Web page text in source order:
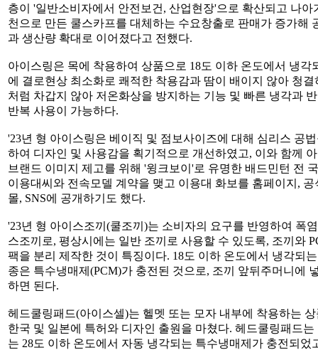
층이 '일반소비자에서 안전보건, 산업현장'으로 확산되고 나아
천으로 만든 쿨스카프를 대체하는 수요창출로 판매가 증가해
과 생산량 확대로 이어졌다고 전했다.
아이스링은 목에 착용하여 상품으로 18도 이하 온도에서 냉각
에 결로현상 최소화로 쾌적한 착용감과 땀이 배이지 않아 청결
처럼 차갑지 않아 저온화상을 방지하는 기능 및 빠른 냉각과
반복 사용이 가능하다.
'23년 형 아이스링은 베이직 및 점보사이즈에 대해 심리스 공
하여 디자인 및 사용감을 획기적으로 개선하였고, 이와 함께
브랜드 이미지 제고를 위해 '윙크보이'로 유명한 배드민턴 전
이용대씨와 전속모델 계약을 맺고 이용대 화보를 홈페이지, 공
몰, SNS에 공개하기도 했다.
'23년 형 아이스조끼(쿨조끼)는 소비자의 요구를 반영하여 폭
스조끼로, 평상시에는 일반 조끼로 사용할 수 있도록, 조끼와
팩을 분리 제작한 것이 특징이다. 18도 이하 온도에서 냉각되
종은 특수냉매제(PCM)가 충전된 것으로, 조끼 앞뒤주머니에
하면 된다.
헤드쿨링패드(아이스셀)는 헬멧 또는 모자 내부에 착용하는
한국 및 일본에 특허와 디자인 출원을 마쳤다. 헤드쿨링패드는
는 28도 이하 온도에서 자동 냉각되는 특수냉매제가 충전되었